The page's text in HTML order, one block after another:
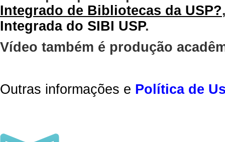
Integrado de Bibliotecas da USP?
Integrada do SIBI USP.
Vídeo também é produção
Outras informações e Política de